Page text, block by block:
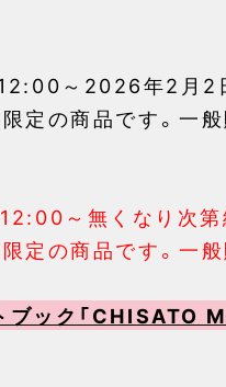
～2026年2月
定の商品です。一般
～無くなり次第
定の商品です。一般
ブック「